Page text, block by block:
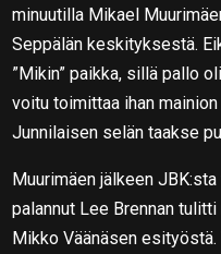
minuutilla Mikael
Seppälän keskityksestä.
”Mikin” paikka, sillä pallo
voitu toimittaa ihan
Junnilaisen selän taakse
Muurimäen jälkeen
palannut Lee Brennan
Mikko Väänäsen